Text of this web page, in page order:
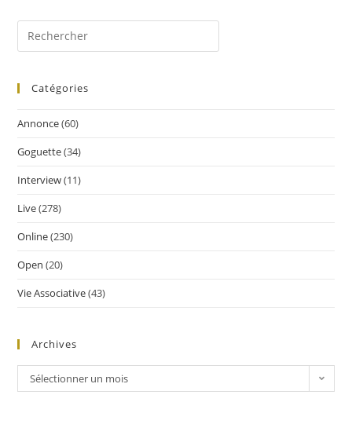
Catégories
Annonce(60)
Goguette(34)
Interview(11)
Live(278)
Online(230)
Open (20)
Vie Associative(43)
Archives
Sélectionner un mois